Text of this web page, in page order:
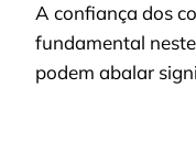
A confiança dos
fundamental
podem abalar